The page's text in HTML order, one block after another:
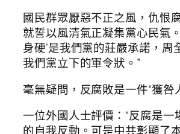
國民群眾厭惡不正之風，仇恨
就誓以風清氣正凝集黨心民氣
身硬’是我們黨的莊嚴承諾，周
我們黨立下的軍令狀。”
毫無疑問，反腐敗是一件“獲咎
一位外國人士評價：“反腐是一
的自我反動。可是中共彰顯了